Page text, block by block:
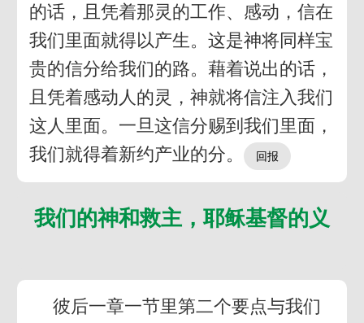
的话，且凭着那灵的工作、感动，信在
我们里面就得以产生。这是神将同样宝
贵的信分给我们的路。藉着说出的话，
且凭着感动人的灵，神就将信注入我们
这人里面。一旦这信分赐到我们里面，
我们就得着新约产业的分。
我们的神和救主，耶稣基督的义
彼后一章一节里第二个要点与我们